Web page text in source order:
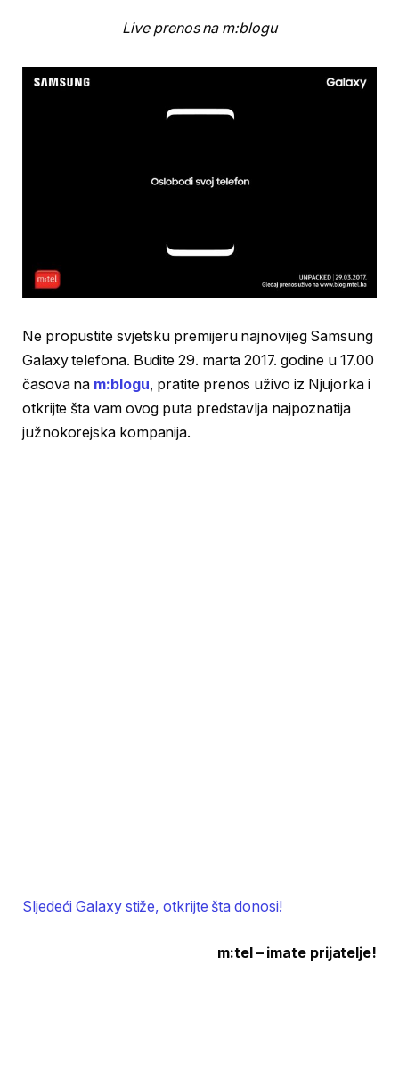
Live prenos na m:blogu
Ne propustite svjetsku premijeru najnovijeg Samsung
Galaxy telefona. Budite 29. marta 2017. godine u 17.00
časova na m:blogu, pratite prenos uživo iz Njujorka i
otkrijte šta vam ovog puta predstavlja najpoznatija
južnokorejska kompanija.
Sljedeći Galaxy stiže, otkrijte šta donosi!
m:tel – imate prijatelje!